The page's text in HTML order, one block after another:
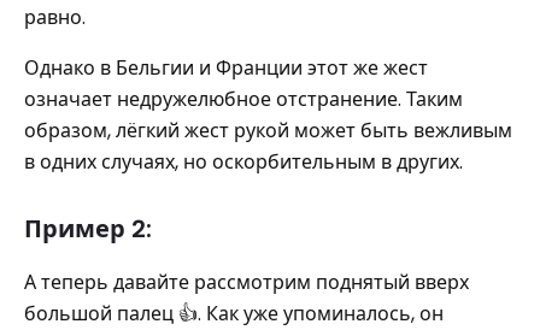
равно.
Однако в Бельгии и Франции этот же жест
означает недружелюбное отстранение. Таким
образом, лёгкий жест рукой может быть вежливым
в одних случаях, но оскорбительным в других.
Пример 2:
А теперь давайте рассмотрим поднятый вверх
большой палец 👍. Как уже упоминалось, он